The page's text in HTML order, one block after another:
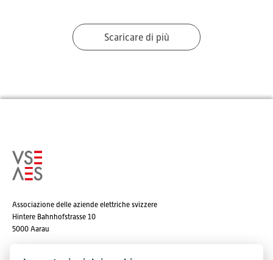
Scaricare di più
Associazione delle aziende elettriche svizzere
Hintere Bahnhofstrasse 10
5000 Aarau